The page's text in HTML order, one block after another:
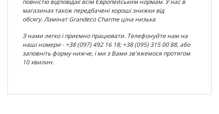
повністю відповідає всім Європейським нормам. У нас в
магазинах також передбачені хороші знижки від
обсягу. Ламінат Grandeco Charme ціна низька
З нами легко і приємно працювати. Телефонуйте нам на
наші номери - +38 (097) 492 16 18; +38 (095) 315 00 88, або
заповніть форму нижче, і ми з Вами зв'яжемося протягом
10 хвилин.